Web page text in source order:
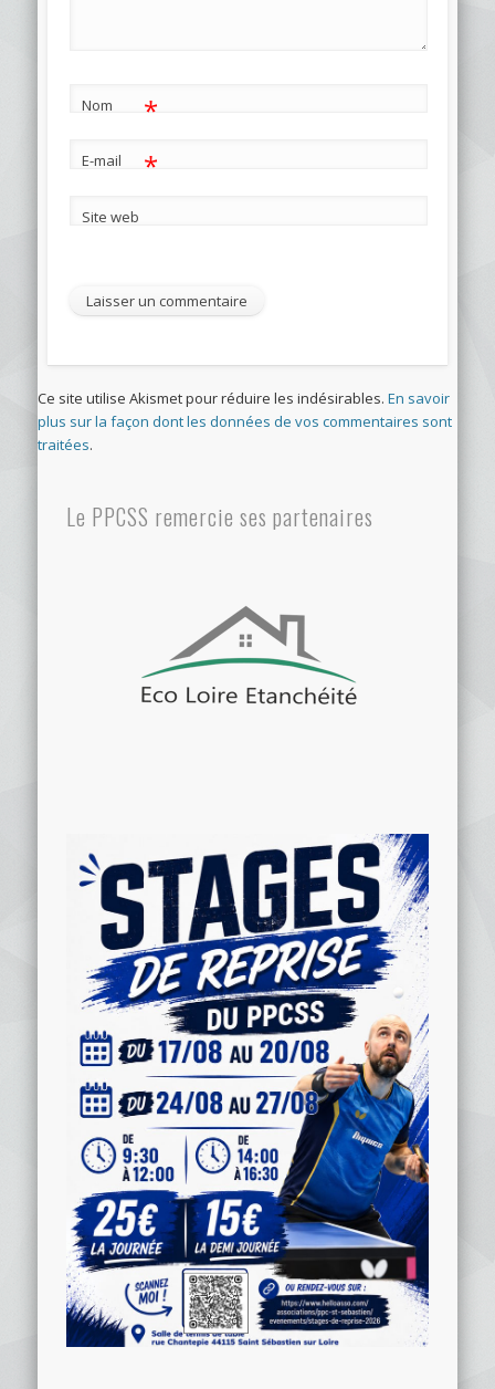
Nom *
E-mail *
Site web
Ce site utilise Akismet pour réduire les indésirables. En savoir
plus sur la façon dont les données de vos commentaires sont
traitées.
Le PPCSS remercie ses partenaires